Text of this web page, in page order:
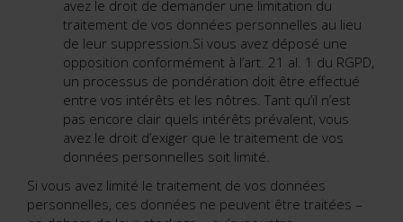
avez le droit de demander une limitation du
traitement de vos données personnelles au lieu
de leur suppression.Si vous avez déposé une
opposition conformément à l’art. 21 al. 1 du RGPD,
un processus de pondération doit être effectué
entre vos intérêts et les nôtres. Tant qu’il n’est
pas encore clair quels intérêts prévalent, vous
avez le droit d’exiger que le traitement de vos
données personnelles soit limité.
Si vous avez limité le traitement de vos données
personnelles, ces données ne peuvent être traitées –